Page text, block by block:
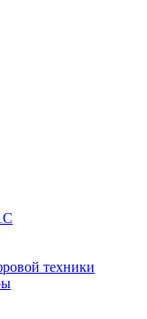
техники